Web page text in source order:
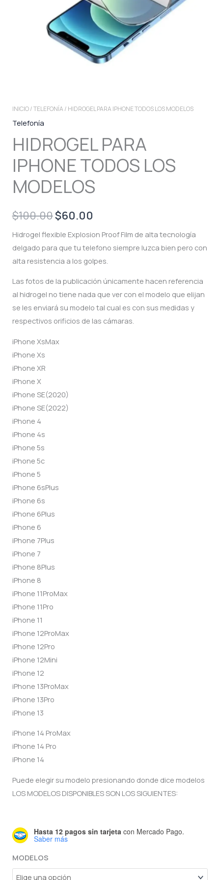
INICIO/TELEFONÍA / HIDROGEL PARA IPHONE TODOS LOS MODELOS
Telefonía
HIDROGEL PARA
IPHONE TODOS LOS
MODELOS
$100.00Original
price
was:
$60.00
price
is:
Hidrogel flexible Explosion Proof Film de alta tecnología
delgado para que tu telefono siempre luzca bien pero con
alta resistencia a los golpes.
Las fotos de la publicación únicamente hacen referencia
al hidrogel no tiene nada que ver con el modelo que elijan
se les enviará su modelo tal cual es con sus medidas y
respectivos orificios de las cámaras.
iPhone XsMax
iPhone Xs
iPhone XR
iPhone X
iPhone SE(2020)
iPhone SE(2022)
iPhone 4
iPhone 4s
iPhone 5s
iPhone 5c
iPhone 5
iPhone 6sPlus
iPhone 6s
iPhone 6Plus
iPhone 6
iPhone 7Plus
iPhone 7
iPhone 8Plus
iPhone 8
iPhone 11ProMax
iPhone 11Pro
iPhone 11
iPhone 12ProMax
iPhone 12Pro
iPhone 12Mini
iPhone 12
iPhone 13ProMax
iPhone 13Pro
iPhone 13
iPhone 14 ProMax
iPhone 14 Pro
iPhone 14
Puede elegir su modelo presionando donde dice modelos
LOS MODELOS DISPONIBLES SON LOS SIGUIENTES:
Hasta 12 pagos sin tarjetacon Mercado Pago.
Saber más
MODELOS